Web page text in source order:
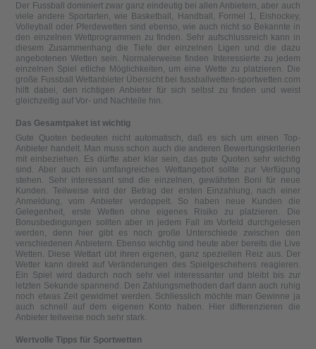
Der Fussball dominiert zwar ganz eindeutig bei allen Anbietern, aber auch
viele andere Sportarten, wie Basketball, Handball, Formel 1, Eishockey,
Volleyball oder Pferdewetten sind ebenso, wie auch nicht so Bekannte in
den einzelnen Wettprogrammen zu finden. Sehr aufschlussreich kann in
diesem Zusammenhang die Tiefe der einzelnen Ligen und die dazu
angebotenen Wetten sein. Normalerweise finden Interessierte zu jedem
einzelnen Spiel etliche Möglichkeiten, um eine Wette zu platzieren. Die
große Fussball Wettanbieter Übersicht bei fussballwetten-sportwetten.com
hilft dabei, den richtigen Anbieter für sich selbst zu finden und weist
gleichzeitig auf Vor- und Nachteile hin.
Das Gesamtpaket ist wichtig
Gute Quoten bedeuten nicht automatisch, daß es sich um einen Top-
Anbieter handelt. Man muss schon auch die anderen Bewertungskriterien
mit einbeziehen. Es dürfte aber klar sein, das gute Quoten sehr wichtig
sind. Aber auch ein umfangreiches Wettangebot sollte zur Verfügung
stehen. Sehr interessant sind die einzelnen, gewährten Boni für neue
Kunden. Teilweise wird der Betrag der ersten Einzahlung, nach einer
Anmeldung, vom Anbieter verdoppelt. So haben neue Kunden die
Gelegenheit, erste Wetten ohne eigenes Risiko zu platzieren. Die
Bonusbedingungen sollten aber in jedem Fall im Vorfeld durchgelesen
werden, denn hier gibt es noch große Unterschiede zwischen den
verschiedenen Anbietern. Ebenso wichtig sind heute aber bereits die Live
Wetten. Diese Wettart übt ihren eigenen, ganz speziellen Reiz aus. Der
Wetter kann direkt auf Veränderungen des Spielgeschehens reagieren.
Ein Spiel wird dadurch noch sehr viel interessanter und bleibt bis zur
letzten Sekunde spannend. Den Zahlungsmethoden darf dann auch ruhig
noch etwas Zeit gewidmet werden. Schliesslich möchte man Gewinne ja
auch schnell auf dem eigenen Konto haben. Hier differenzieren die
Anbieter teilweise noch sehr stark.
Wertvolle Tipps für Sportwetten